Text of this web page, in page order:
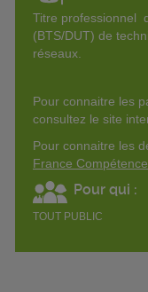
Titre professionnel
(BTS/DUT) de
réseaux.
Pour connaitre les
consultez le site
Pour connaitre les
France
Pour qui :
TOUT PUBLIC